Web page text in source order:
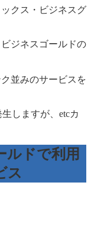
クス・ビジネスグ
ジネスゴールドの
並みのサービスを
しますが、etcカ
ルドで利用
ス